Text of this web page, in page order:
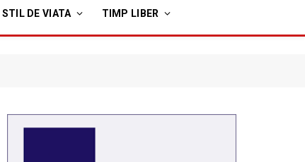
STIL DE VIATA TIMP LIBER